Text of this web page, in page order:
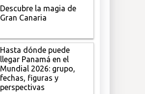
Descubre la magia de
Gran Canaria
Hasta dónde puede
llegar Panamá en el
Mundial 2026: grupo,
fechas, figuras y
perspectivas